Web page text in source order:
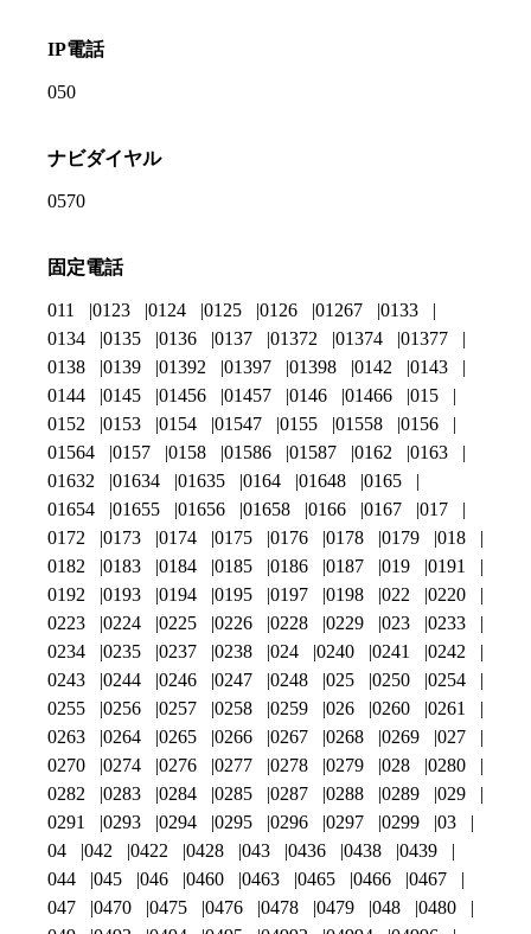
IP電話
050
ナビダイヤル
0570
固定電話
011 0123 0124 0125 0126 01267
0133
0134
0135 0136 0137 01372 01374
01377
0138
0139 01392 01397 01398 0142
0143
0144
0145 01456 01457 0146 01466
015
0152
0153 0154 01547 0155 01558
0156
01564
0157 0158 01586 01587 0162
0163
01632
01634 01635 0164 01648
0165
01654
01655 01656 01658 0166 0167
017
0172
0173 0174 0175 0176 0178 0179
018
0182
0183 0184 0185 0186 0187 019
0191
0192
0193 0194 0195 0197 0198 022
0220
0223
0224 0225 0226 0228 0229 023
0233
0234
0235 0237 0238 024 0240 0241
0242
0243
0244 0246 0247 0248 025 0250
0254
0255
0256 0257 0258 0259 026 0260
0261
0263
0264 0265 0266 0267 0268 0269
027
0270
0274 0276 0277 0278 0279 028
0280
0282
0283 0284 0285 0287 0288 0289
029
0291
0293 0294 0295 0296 0297 0299
03
04
042 0422 0428 043 0436 0438
0439
044
045 046 0460 0463 0465 0466
0467
047
0470 0475 0476 0478 0479 048
0480